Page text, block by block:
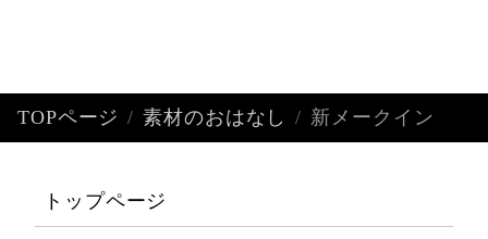
TOPページ 素材のおはなし 新メークイン
トップページ